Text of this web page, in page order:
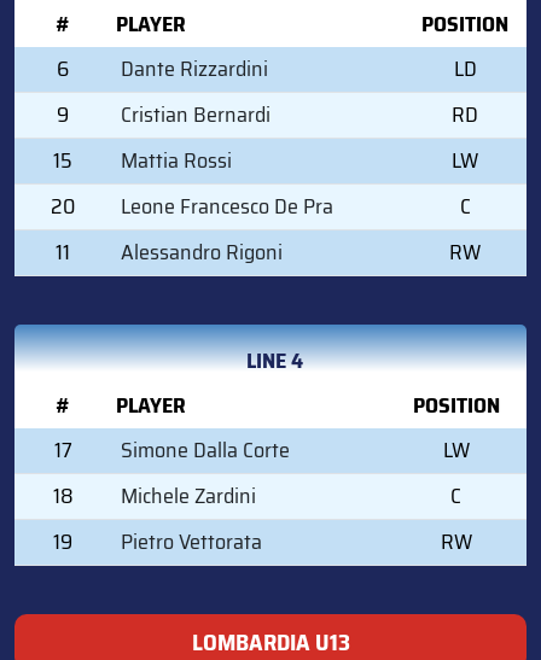
#
PLAYER
POSITION
6
Dante Rizzardini
LD
9
Cristian Bernardi
RD
15
Mattia Rossi
LW
20
Leone Francesco De Pra
C
11
Alessandro Rigoni RW
LINE 4
#
PLAYER
POSITION
17
Simone Dalla Corte
LW
18
Michele Zardini
C
19
Pietro Vettorata RW
LOMBARDIA U13